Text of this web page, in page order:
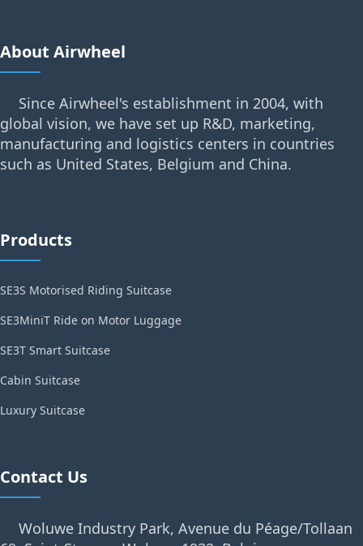
About Airwheel
Since Airwheel's establishment in 2004, with
global vision, we have set up R&D, marketing,
manufacturing and logistics centers in countries
such as United States, Belgium and China.
Products
SE3S Motorised Riding Suitcase
SE3MiniT Ride on Motor Luggage
SE3T Smart Suitcase
Cabin Suitcase
Luxury Suitcase
Contact Us
Woluwe Industry Park, Avenue du Péage/Tollaan